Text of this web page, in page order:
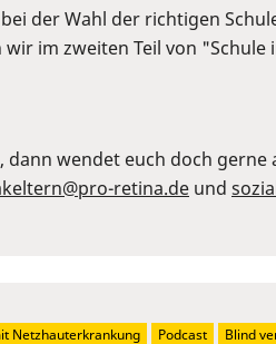
der Wahl der richtigen
im zweiten Teil von "Schule
wendet euch doch
retina.de und
Netzhauterkrankung Podcast Blind